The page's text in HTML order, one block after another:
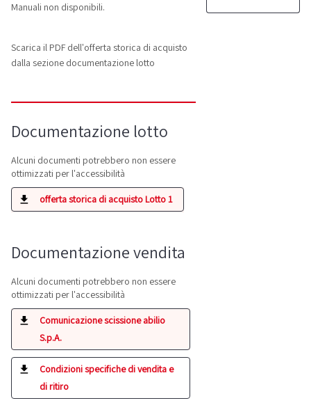
Manuali non disponibili.
Scarica il PDF dell'offerta storica di acquisto
dalla sezione documentazione lotto
Documentazione lotto
Alcuni documenti potrebbero non essere
ottimizzati per l'accessibilità
offerta storica di acquisto Lotto 1
Documentazione vendita
Alcuni documenti potrebbero non essere
ottimizzati per l'accessibilità
Comunicazione scissione abilio
S.p.A.
Condizioni specifiche di vendita e
di ritiro